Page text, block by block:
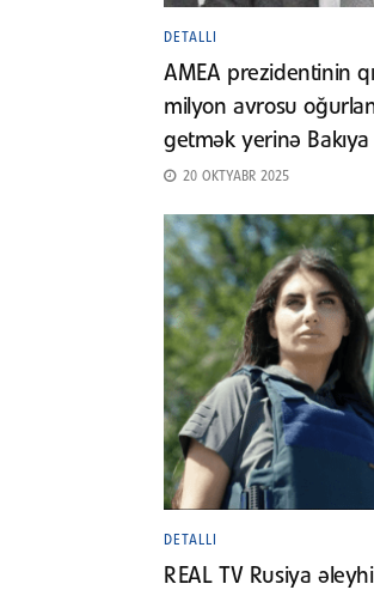
DETALLI
AMEA prezidentinin
milyon avrosu
getmək yerinə Bakıya
20 OKTYABR 2025
DETALLI
REAL TV Rusiya